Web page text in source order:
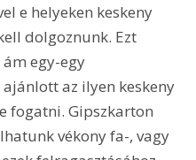
e helyeken keskeny
dolgoznunk. Ezt
egy-egy
az ilyen keskeny
fogatni. Gipszkarton
vékony fa-, vagy